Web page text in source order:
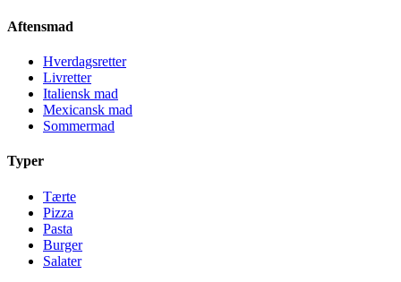
Aftensmad
Hverdagsretter
Livretter
Italiensk mad
Mexicansk mad
Sommermad
Typer
Tærte
Pizza
Pasta
Burger
Salater